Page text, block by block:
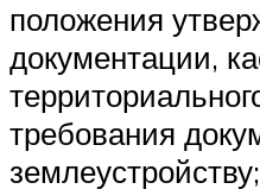
положения
документации,
требования